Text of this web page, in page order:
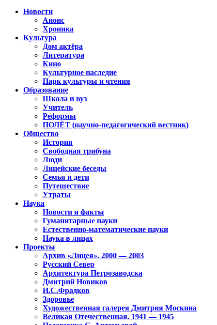
Новости
Анонс
Хроника
Культура
Дом актёра
Литература
Кино
Культурное наследие
Парк культуры и чтения
Образование
Школа и вуз
Учитель
Реформы
ПОЛЁТ (научно-педагогический вестник)
Общество
История
Свободная трибуна
Люди
Лицейские беседы
Семья и дети
Путешествие
Утраты
Наука
Новости и факты
Гуманитарные науки
Естественно-математические науки
Наука в лицах
Проекты
Архив «Лицея». 2000 — 2003
Русский Север
Архитектура Петрозаводска
Дмитрий Новиков
И.С.Фрадков
Здоровье
Художественная галерея Дмитрия Москина
Великая Отечественная. 1941 — 1945